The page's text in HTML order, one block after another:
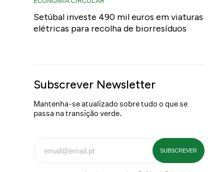
Setúbal investe 490 mil euros em viaturas
elétricas para recolha de biorresíduos
Subscrever Newsletter
Mantenha-se atualizado sobre tudo o que se
passa na transição verde.